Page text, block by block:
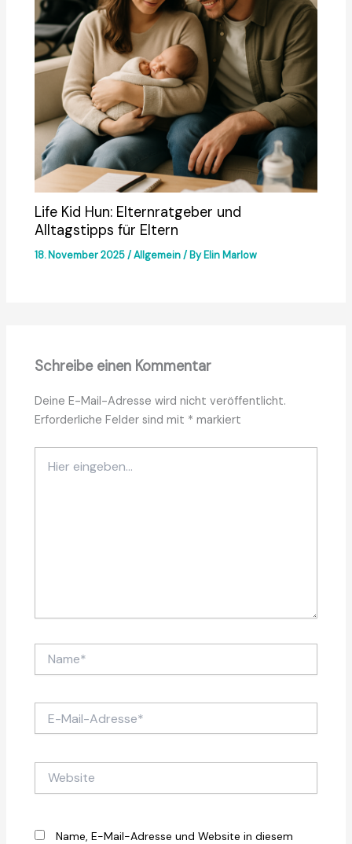
Life Kid Hun: Elternratgeber und
Alltagstipps für Eltern
18. November 2025/Allgemein/ ByElin Marlow
Schreibe einen Kommentar
Deine E-Mail-Adresse wird nicht veröffentlicht.
Erforderliche Felder sind mit * markiert
eingeben…
Mail-
Name, E-Mail-Adresse und Website in diesem